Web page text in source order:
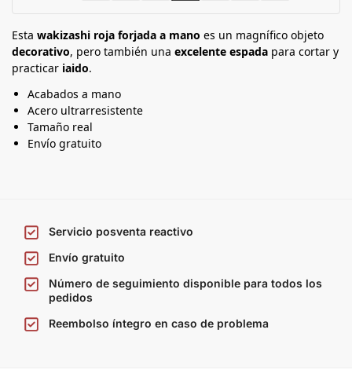
a
Esta wakizashi roja forjada a mano es un magnífico objeto
decorativo, pero también una excelente espada para cortar y
practicar iaido.
Acabados a mano
Acero ultrarresistente
Tamaño real
Envío gratuito
Servicio posventa reactivo
Envío gratuito
Número de seguimiento disponible para todos los
pedidos
Reembolso íntegro en caso de problema